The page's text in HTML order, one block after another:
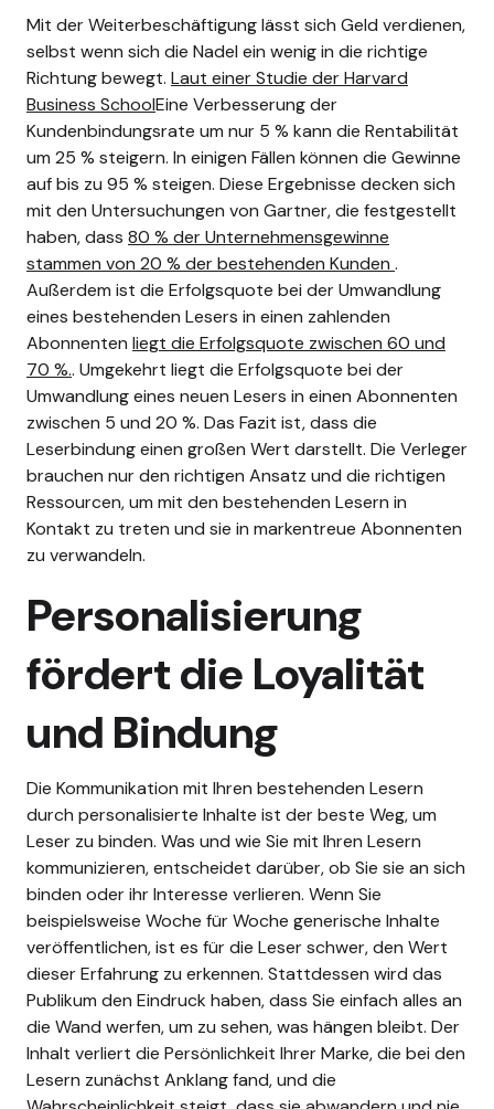
Mit der Weiterbeschäftigung lässt sich Geld verdienen,
selbst wenn sich die Nadel ein wenig in die richtige
Richtung bewegt. Laut einer Studie der Harvard
Business SchoolEine Verbesserung der
Kundenbindungsrate um nur 5 % kann die Rentabilität
um 25 % steigern. In einigen Fällen können die Gewinne
auf bis zu 95 % steigen. Diese Ergebnisse decken sich
mit den Untersuchungen von Gartner, die festgestellt
haben, dass 80 % der Unternehmensgewinne
stammen von 20 % der bestehenden Kunden .
Außerdem ist die Erfolgsquote bei der Umwandlung
eines bestehenden Lesers in einen zahlenden
Abonnenten liegt die Erfolgsquote zwischen 60 und
70 %.. Umgekehrt liegt die Erfolgsquote bei der
Umwandlung eines neuen Lesers in einen Abonnenten
zwischen 5 und 20 %. Das Fazit ist, dass die
Leserbindung einen großen Wert darstellt. Die Verleger
brauchen nur den richtigen Ansatz und die richtigen
Ressourcen, um mit den bestehenden Lesern in
Kontakt zu treten und sie in markentreue Abonnenten
zu verwandeln.
Personalisierung
fördert die Loyalität
und Bindung
Die Kommunikation mit Ihren bestehenden Lesern
durch personalisierte Inhalte ist der beste Weg, um
Leser zu binden. Was und wie Sie mit Ihren Lesern
kommunizieren, entscheidet darüber, ob Sie sie an sich
binden oder ihr Interesse verlieren. Wenn Sie
beispielsweise Woche für Woche generische Inhalte
veröffentlichen, ist es für die Leser schwer, den Wert
dieser Erfahrung zu erkennen. Stattdessen wird das
Publikum den Eindruck haben, dass Sie einfach alles an
die Wand werfen, um zu sehen, was hängen bleibt. Der
Inhalt verliert die Persönlichkeit Ihrer Marke, die bei den
Lesern zunächst Anklang fand, und die